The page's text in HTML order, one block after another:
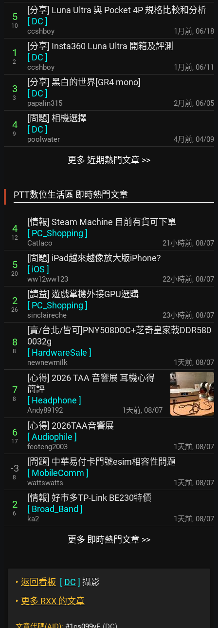
5
10
[分享] Luna Ultra 與 Pocket 4P 規格比較和分析
[ DC ]
ccshboy 1月前, 06/18
1
2
[分享] Insta360 Luna Ultra 開箱及評測
[ DC ]
ccshboy 1月前, 06/11
3
3
[分享] 黑白的世界[GR4 mono]
[ DC ]
papalin315 2月前, 06/05
4
9
[問題] 相機選擇
[ DC ]
poolwater 4月前, 04/09
更多 近期熱門文章 >>
PTT數位生活區 即時熱門文章
4
12
[情報] Steam Machine 目前有貨可下單
[ PC_Shopping ]
Catlaco 21小時前, 08/07
5
20
[問題] iPad越來越像放大版iPhone?
[ iOS ]
ww12ww123 22小時前, 08/07
2
26
[請益] 遊戲掌機外接GPU選購
[ PC_Shopping ]
sinclaireche 23小時前, 08/07
8
8
[賣/台北/皆可]PNY5080OC+芝奇皇家戟DDR580
0032g
[ HardwareSale ]
newnewmilk 1天前, 08/07
7
8
[心得] 2026 TAA 音響展 耳機心得
簡評
[ Headphone ]
Andy89192 1天前, 08/07
6
17
[心得] 2026TAA音響展
[Audiophile ]
feoteng2003 1天前, 08/07
-3
8
[問題] 中華易付卡門號esim相容性問題
[ MobileComm ]
wattswatts 1天前, 08/07
2
6
[情報] 好市多TP-Link BE230特價
[ Broad_Band ]
ka2 1天前, 08/07
更多 即時熱門文章 >>
‣ 返回看板 [ DC ] 攝影
‣ 更多 RXX 的文章